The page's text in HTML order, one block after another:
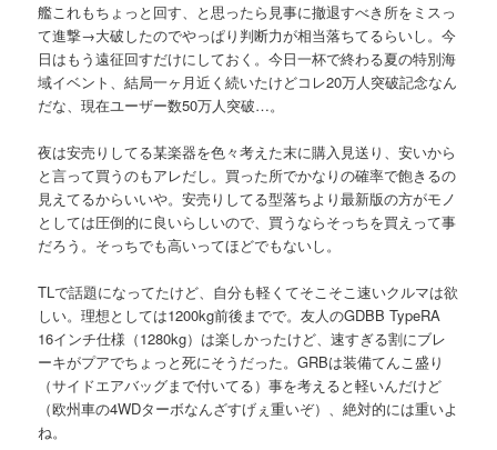
艦これもちょっと回す、と思ったら見事に撤退すべき所をミスっ
て進撃→大破したのでやっぱり判断力が相当落ちてるらいし。今
日はもう遠征回すだけにしておく。今日一杯で終わる夏の特別海
域イベント、結局一ヶ月近く続いたけどコレ20万人突破記念なん
だな、現在ユーザー数50万人突破…。
夜は安売りしてる某楽器を色々考えた末に購入見送り、安いから
と言って買うのもアレだし。買った所でかなりの確率で飽きるの
見えてるからいいや。安売りしてる型落ちより最新版の方がモノ
としては圧倒的に良いらしいので、買うならそっちを買えって事
だろう。そっちでも高いってほどでもないし。
TLで話題になってたけど、自分も軽くてそこそこ速いクルマは欲
しい。理想としては1200kg前後までで。友人のGDBB TypeRA
16インチ仕様（1280kg）は楽しかったけど、速すぎる割にブレ
ーキがプアでちょっと死にそうだった。GRBは装備てんこ盛り
（サイドエアバッグまで付いてる）事を考えると軽いんだけど
（欧州車の4WDターボなんざすげぇ重いぞ）、絶対的には重いよ
ね。